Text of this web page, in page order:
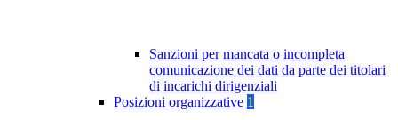
Sanzioni per mancata o incompleta
comunicazione dei dati da parte dei titolari
di incarichi dirigenziali
Posizioni organizzative 1